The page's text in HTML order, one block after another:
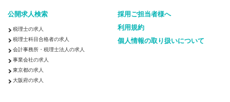
公開求人検索
税理士の求人
税理士科目合格者の求人
会計事務所・税理士法人の求人
事業会社の求人
東京都の求人
大阪府の求人
採用ご担当者様へ
利用規約
個人情報の取り扱いについて